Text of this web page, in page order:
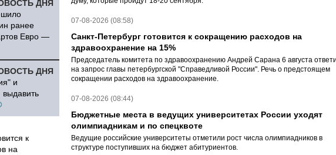
ДНЯ
ранее
Евро —
ДНЯ
и
к
на
07-08-2026 (08:58)
Санкт-Петербург готовится к сокращению расходов на
здравоохранение на 15%
Председатель комитета по здравоохранению Андрей Сарана 6 августа
на запрос главы петербургской "Справедливой России". Речь о предстоящем
сокращении расходов на здравоохранение.
07-08-2026 (08:44)
Бюджетные места в ведущих университетах России уходят
олимпиадникам и по спецквоте
Ведущие российские университеты отметили рост числа олимпиадников в
структуре поступивших на бюджет абитуриентов.